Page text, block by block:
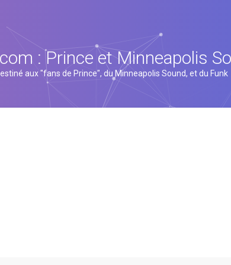
: Prince et Minneapolis
aux "fans de Prince", du Minneapolis Sound, et du Funk